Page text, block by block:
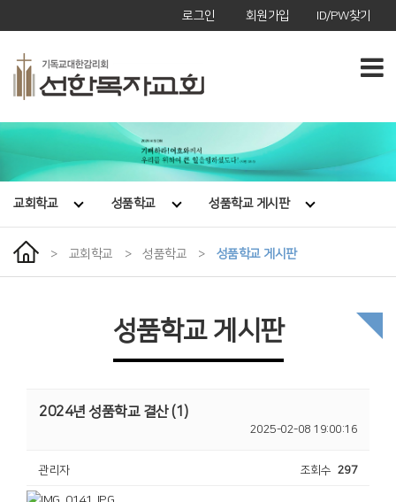
로그인 회원가입 ID/PW찾기
교회학교 성품학교 성품학교 게시판
> 교회학교 > 성품학교 > 성품학교 게시판
성품학교 게시판
2024년 성품학교 결산 (1)
2025-02-08 19:00:16
관리자 조회수 297